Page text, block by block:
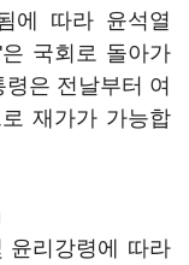
에 따라 윤석열
국회로 돌아가
은 전날부터 여
재가가 가능합
윤리강령에 따라